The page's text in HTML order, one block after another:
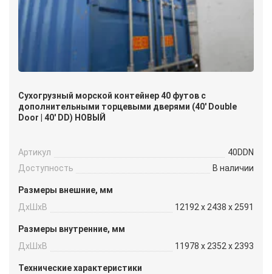
Сухогрузный морской контейнер 40 футов с
дополнительными торцевыми дверями (40′ Double
Door | 40′ DD) НОВЫЙ
Артикул
40DDN
Доступность
В наличии
Размеры внешние, мм
ДxШxВ
12192 x 2438 x 2591
Размеры внутренние, мм
ДxШxВ
11978 x 2352 x 2393
Технические характеристики